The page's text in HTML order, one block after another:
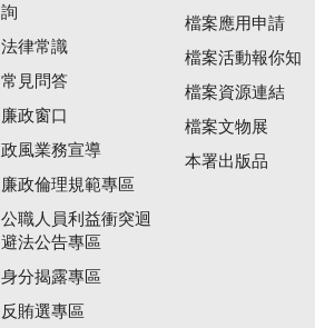
詢
法律常識
常見問答
廉政窗口
政風業務宣導
廉政倫理規範專區
公職人員利益衝突迴
避法公告專區
身分揭露專區
反賄選專區
檔案應用申請
檔案活動報你知
檔案資源連結
檔案文物展
本署出版品